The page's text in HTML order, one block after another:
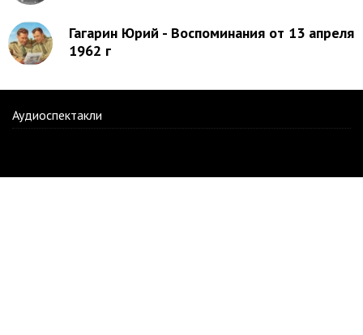
Гагарин Юрий - Воспоминания от 13 апреля
1962 г
Аудиоспектакли